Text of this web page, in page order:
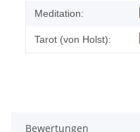
Meditation:
Tarot (von Holst):
Bewertungen